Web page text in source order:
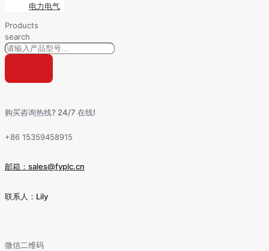
电力电气
Products
search
购买咨询热线? 24/7 在线!
+86 15359458915
邮箱：sales@fyplc.cn
联系人：Lily
微信二维码